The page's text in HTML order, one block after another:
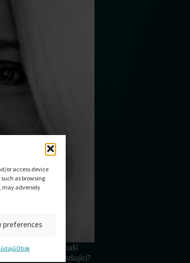
or access device
as browsing
may adversely
preferences
údajůOtisk
Beyrichovou, naší
kvality tak vzrušující?